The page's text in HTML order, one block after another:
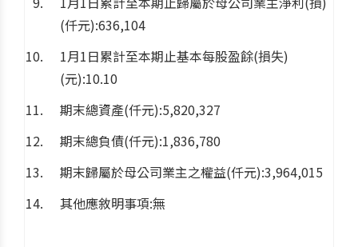
(仟元):636,104
1月1日累計至本期止基本每股盈餘(損失)
(元):10.10
期末總資產(仟元):5,820,327
期末總負債(仟元):1,836,780
期末歸屬於母公司業主之權益(仟元):3,964,015
其他應敘明事項:無